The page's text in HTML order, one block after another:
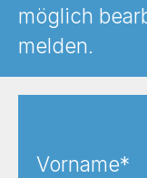
möglich
melden.
Vorname*